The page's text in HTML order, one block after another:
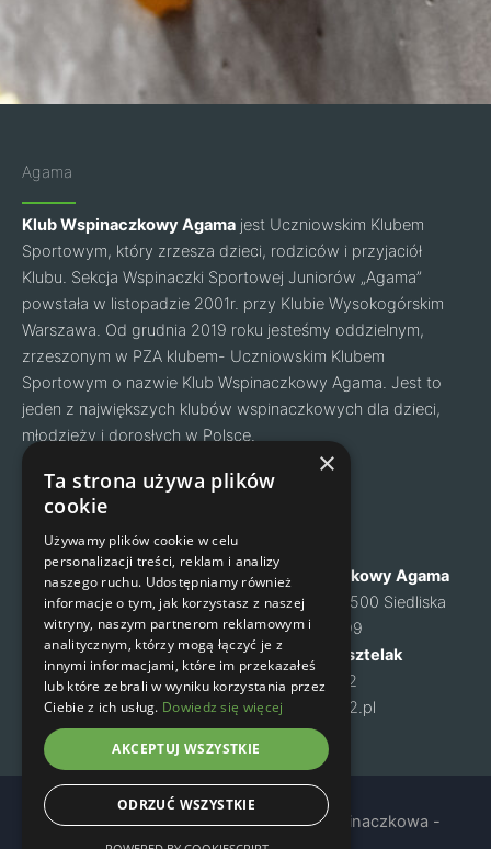
Agama
Klub Wspinaczkowy Agama jest Uczniowskim Klubem
Sportowym, który zrzesza dzieci, rodziców i przyjaciół
Klubu. Sekcja Wspinaczki Sportowej Juniorów „Agama”
powstała w listopadzie 2001r. przy Klubie Wysokogórskim
Warszawa. Od grudnia 2019 roku jesteśmy oddzielnym,
zrzeszonym w PZA klubem- Uczniowskim Klubem
Sportowym o nazwie Klub Wspinaczkowy Agama. Jest to
jeden z największych klubów wspinaczkowych dla dzieci,
młodzieży i dorosłych w Polsce.
Facebook
Instagram
O nas
Cennik
Zapisy na zajęcia
Kontakt
Regulamin
Polityka prywatności
Klub Wspinaczkowy Agama
ul. Mysia 6, 05-500 Siedliska
NIP: 1231460699
Małgorzata Kusztelak
tel. 502 637 072
m-kusztelak@o2.pl
Copyright © 2024 Agama - Sekcja Wspinaczkowa -
×
Ta strona używa plików
cookie
Używamy plików cookie w celu
personalizacji treści, reklam i analizy
naszego ruchu. Udostępniamy również
informacje o tym, jak korzystasz z naszej
witryny, naszym partnerom reklamowym i
analitycznym, którzy mogą łączyć je z
innymi informacjami, które im przekazałeś
lub które zebrali w wyniku korzystania przez
Ciebie z ich usług. Dowiedz się więcej
AKCEPTUJ WSZYSTKIE
ODRZUĆ WSZYSTKIE